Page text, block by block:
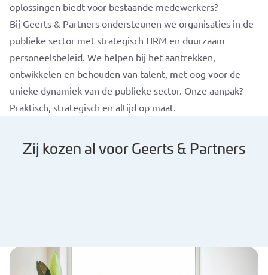
oplossingen biedt voor bestaande medewerkers?
Bij Geerts & Partners ondersteunen we organisaties in de
publieke sector met strategisch HRM en duurzaam
personeelsbeleid. We helpen bij het aantrekken,
ontwikkelen en behouden van talent, met oog voor de
unieke dynamiek van de publieke sector. Onze aanpak?
Praktisch, strategisch en altijd op maat.
Zij kozen al voor Geerts & Partners